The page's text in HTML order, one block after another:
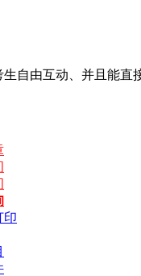
生自由互动、并且能直
印